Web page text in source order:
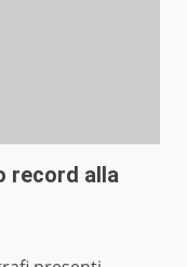
record alla